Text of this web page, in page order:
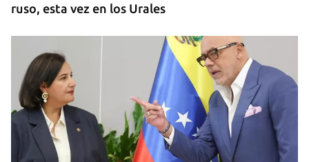
ruso, esta vez en los Urales